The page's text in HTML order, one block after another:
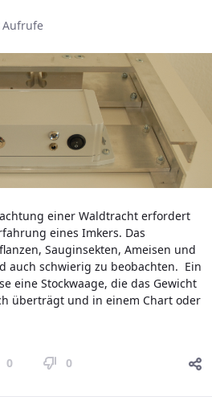
Aufrufe
einer Waldtracht erfordert
eines Imkers. Das
Sauginsekten, Ameisen und
auch schwierig zu beobachten. Ein
eine Stockwaage, die das Gewicht
überträgt und in einem Chart oder
0 0